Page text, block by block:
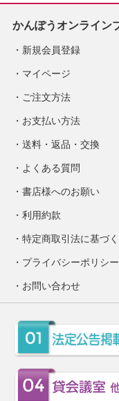
かんぽうオンライン
新規会員登録
マイページ
ご注文方法
お支払い方法
送料・返品・交換
よくある質問
書店様へのお願い
利用約款
特定商取引法に基づ
プライバシーポリシー
お問い合わせ